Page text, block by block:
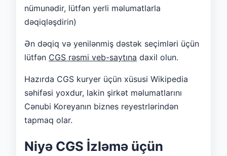
nümunədir, lütfən yerli məlumatlarla
dəqiqləşdirin)
Ən dəqiq və yenilənmiş dəstək seçimləri üçün
lütfən CGS rəsmi veb-saytına daxil olun.
Hazırda CGS kuryer üçün xüsusi Wikipedia
səhifəsi yoxdur, lakin şirkət məlumatlarını
Cənubi Koreyanın biznes reyestrlərindən
tapmaq olar.
Niyə CGS İzləmə üçün